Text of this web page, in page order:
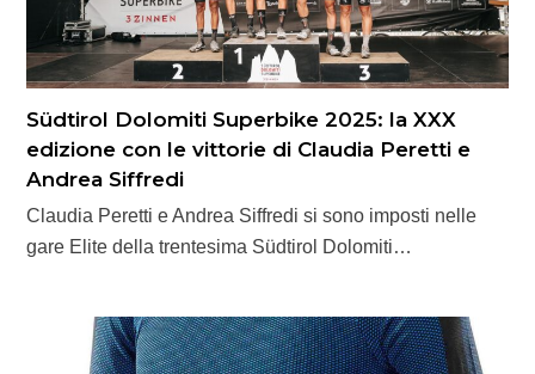
Südtirol Dolomiti Superbike 2025: la XXX
edizione con le vittorie di Claudia Peretti e
Andrea Siffredi
Claudia Peretti e Andrea Siffredi si sono imposti nelle
gare Elite della trentesima Südtirol Dolomiti…